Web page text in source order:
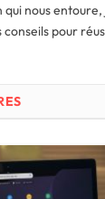
qui nous
conseils pour